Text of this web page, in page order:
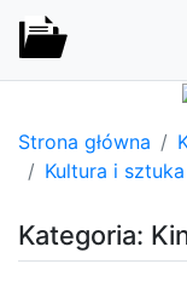
Strona główna
Kultura i sztuka
Kategoria: